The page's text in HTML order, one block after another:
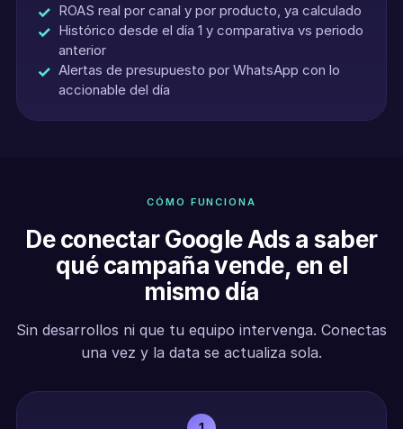
ROAS real por canal y por producto, ya calculado
Histórico desde el día 1 y comparativa vs periodo
anterior
Alertas de presupuesto por WhatsApp con lo
accionable del día
CÓMO FUNCIONA
De conectar Google Ads a saber
qué campaña vende, en el
mismo día
Sin desarrollos ni que tu equipo intervenga. Conectas
una vez y la data se actualiza sola.